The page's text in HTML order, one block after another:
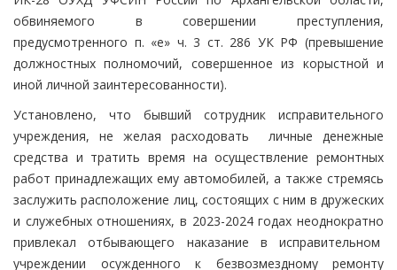
обвиняемого в совершении преступления,
предусмотренного п. «е» ч. 3 ст. 286 УК РФ (превышение
должностных полномочий, совершенное из корыстной и
иной личной заинтересованности).
Установлено, что бывший сотрудник исправительного
учреждения, не желая расходовать личные денежные
средства и тратить время на осуществление ремонтных
работ принадлежащих ему автомобилей, а также стремясь
заслужить расположение лиц, состоящих с ним в дружеских
и служебных отношениях, в 2023-2024 годах неоднократно
привлекал отбывающего наказание в исправительном
учреждении осужденного к безвозмездному ремонту